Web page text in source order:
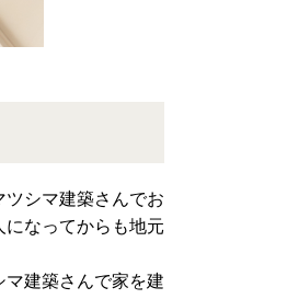
シマ建築さんでお
なってからも地元
建築さんで家を建